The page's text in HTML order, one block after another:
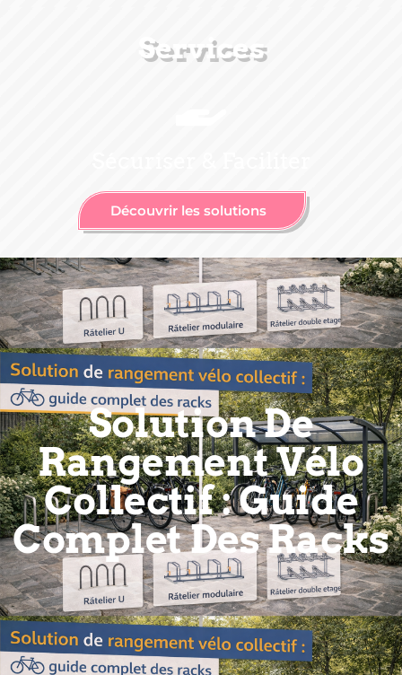
Services
Découvrir les solutions
Solution De
Rangement Vélo
Collectif : Guide
Complet Des Racks